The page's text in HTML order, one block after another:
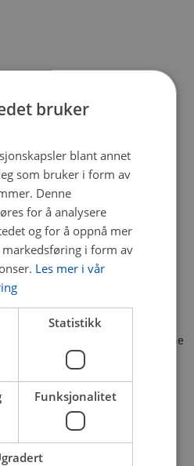
exception has occurred (see the
for more information).
bruker
blant annet
som bruker i form av
Denne
for å analysere
og for å oppnå mer
i form av
Les mer i vår
Statistikk
Funksjonalitet